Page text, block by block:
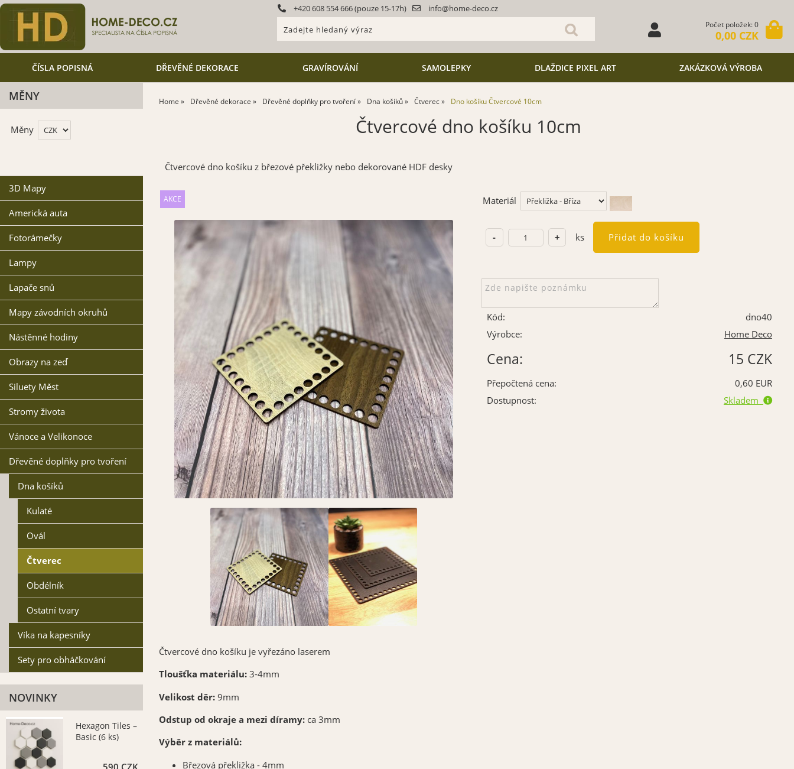
+420 608 554 666 (pouze 15-17h) info@home-deco.cz
Počet položek: 0
0,00 CZK
ČÍSLA POPISNÁ DŘEVĚNÉ DEKORACE GRAVÍROVÁNÍ SAMOLEPKY DLAŽDICE PIXEL ART ZAKÁZKOVÁ VÝROBA
Home Dřevěné dekorace Dřevěné doplňky pro tvoření Dna košíků Čtverec Dno košíku Čtvercové 10cm
Čtvercové dno košíku 10cm
Čtvercové dno košíku z březové překližky nebo dekorované HDF desky
Materiál
ks
Kód:
dno40
Výrobce:
Home Deco
Cena: 15 CZK
Přepočtená cena:
0,60 EUR
Dostupnost:
Skladem
Čtvercové dno košíku je vyřezáno laserem
Tloušťka materiálu:3-4mm
Velikost děr:9mm
Odstup od okraje a mezi díramy:ca 3mm
Výběr z materiálů:
Březová překližka - 4mm
MĚNY
Měny
3D Mapy
Americká auta
Fotorámečky
Lampy
Lapače snů
Mapy závodních okruhů
Nástěnné hodiny
Obrazy na zeď
Siluety Měst
Stromy života
Vánoce a Velikonoce
Dřevěné doplňky pro tvoření
Dna košíků
Kulaté
Ovál
Čtverec
Obdélník
Ostatní tvary
Víka na kapesníky
Sety pro obháčkování
NOVINKY
Hexagon Tiles –
Basic (6 ks)